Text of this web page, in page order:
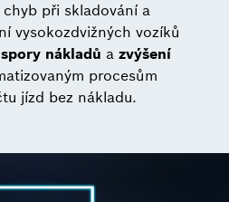
při skladování a
vysokozdvižných vozíků
nákladů a zvýšení
procesům
jízd bez nákladu.